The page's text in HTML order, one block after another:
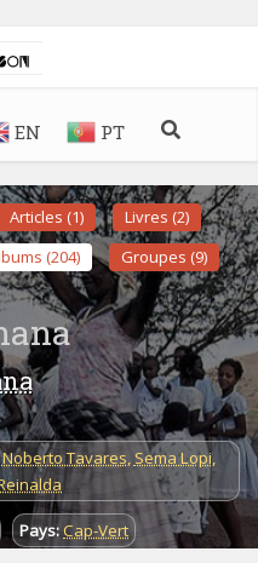
EN PT
Articles (1)
Livres (2)
(204) Groupes (9)
Noberto Tavares, Sema Lopi,
Pays:Cap-Vert